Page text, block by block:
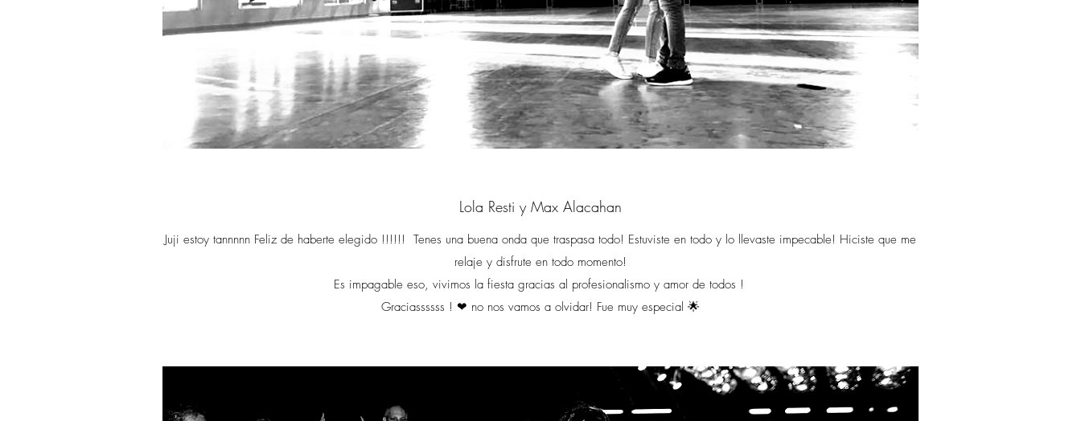
Lola Resti y Max Alacahan
Juji estoy tannnnn Feliz de haberte elegido !!!!!! Tenes una buena onda que traspasa todo! Estuviste en todo y lo llevaste impecable! Hiciste que me
relaje y disfrute en todo momento!
Es impagable eso, vivimos la fiesta gracias al profesionalismo y amor de todos !
Graciassssss ! ❤ no nos vamos a olvidar! Fue muy especial 🌟